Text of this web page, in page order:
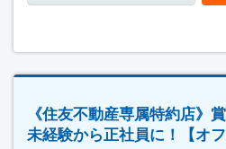
《住友不動産専属特約店》
未経験から正社員に！【オ